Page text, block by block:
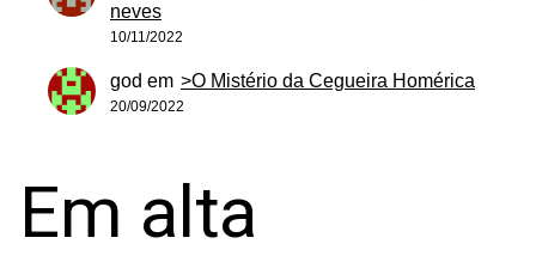
neves
10/11/2022
god em >O Mistério da Cegueira Homérica
20/09/2022
Em alta